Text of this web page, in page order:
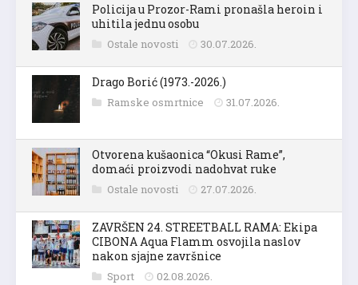
Policija u Prozor-Rami pronašla heroin i
uhitila jednu osobu
Ostale novosti 30.07.2026.
Drago Borić (1973.-2026.)
Ramske osmrtnice 31.07.2026.
Otvorena kušaonica “Okusi Rame”,
domaći proizvodi nadohvat ruke
Ostale novosti 27.07.2026.
ZAVRŠEN 24. STREETBALL RAMA: Ekipa
CIBONA Aqua Flamm osvojila naslov
nakon sjajne završnice
Sport 02.08.2026.